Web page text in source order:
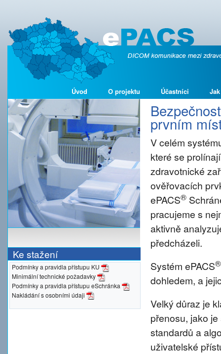
Úvod O projektu Účastníci
Ke stažení
Podmínky a pravidla přístupu KU
Minimální technické požadavky
Podmínky a pravidla přístupu eSchránka
Nakládání s osobními údaji
prvním
V celém
které se
zdravotnické
ověřovacích
ePACS®
pracujeme s
aktivně
předcházeli.
Systém ePACS®
dohledem, a
Velký důraz je
přenosu, jako
standardů a
uživatelské